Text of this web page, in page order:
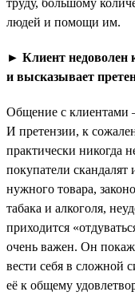
людей и помощи им.
► Клиент недоволен
и высказывает
Общение с клиентами
И претензии, к
практически никогда
покупатели скандалят
нужного товара,
табака и алкоголя,
приходится
очень важен. Он
вести себя в сложной
её к общему